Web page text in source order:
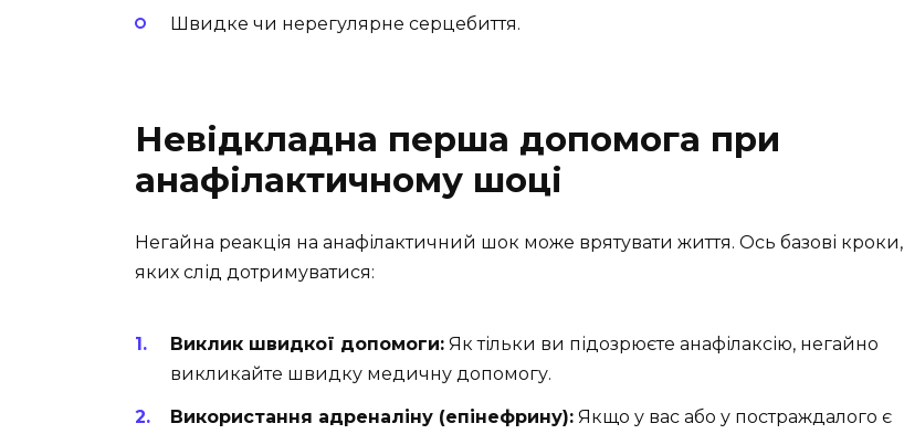
Швидке чи нерегулярне серцебиття.
Невідкладна перша допомога при
анафілактичному шоці
Негайна реакція на анафілактичний шок може врятувати життя. Ось базові кроки,
яких слід дотримуватися:
Виклик швидкої допомоги: Як тільки ви підозрюєте анафілаксію, негайно
викликайте швидку медичну допомогу.
Використання адреналіну (епінефрину): Якщо у вас або у постраждалого є